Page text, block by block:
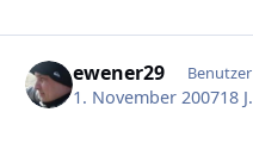
ewener29 Benutzer
1. November 200718 J.